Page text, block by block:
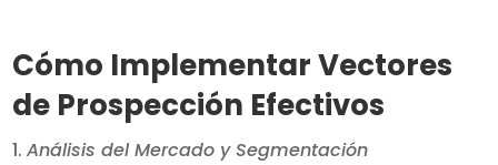
Cómo Implementar Vectores
de Prospección Efectivos
Análisis del Mercado y Segmentación